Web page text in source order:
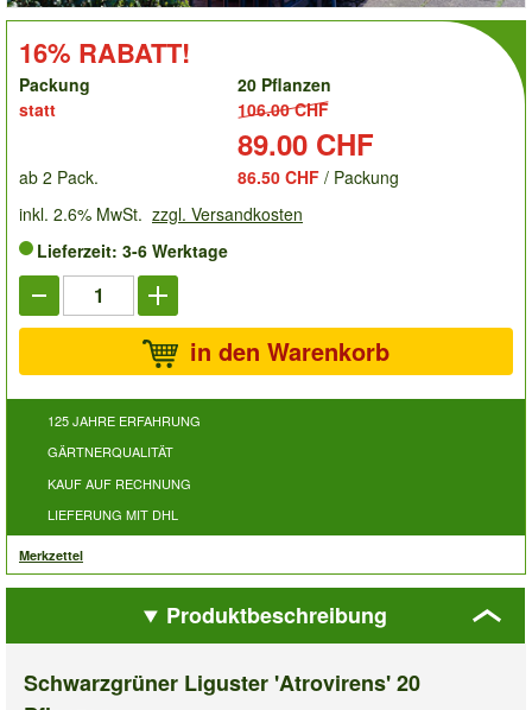
order
RABATT!:
16% RABATT!
Packung
20 Pflanzen
statt
106.00 CHF
89.00 CHF
ab 2 Pack. 86.50 CHF / Packung
inkl. 2.6% MwSt. zzgl. Versandkosten
Lieferzeit: 3-6 Werktage
in den Warenkorb
125 JAHRE ERFAHRUNG
GÄRTNERQUALITÄT
KAUF AUF RECHNUNG
LIEFERUNG MIT DHL
Merkzettel
Produktbeschreibung
Schwarzgrüner Liguster 'Atrovirens' 20